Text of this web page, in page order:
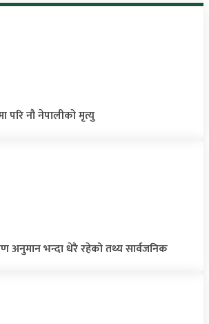
परि नौ नेपालीको मृत्यु
अनुमान भन्दा धेरै रहेको तथ्य सार्वजनिक